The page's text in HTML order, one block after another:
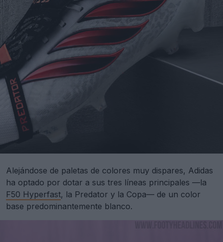
Alejándose de paletas de colores muy dispares, Adidas
ha optado por dotar a sus tres líneas principales —la
F50 Hyperfast, la Predator y la Copa— de un color
base predominantemente blanco.